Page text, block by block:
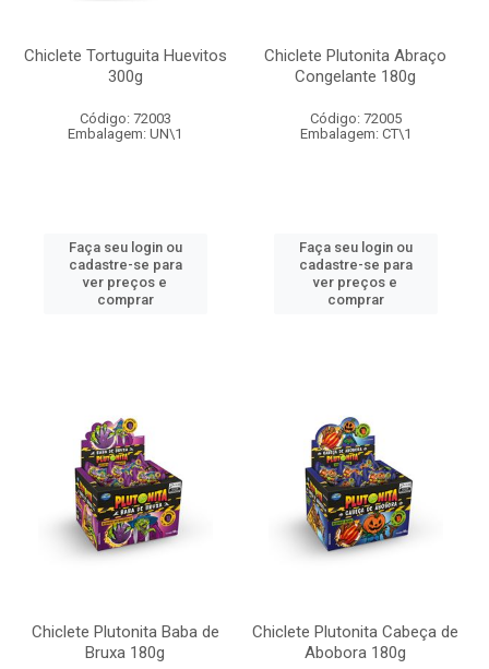
Chiclete Tortuguita Huevitos
300g
Código: 72003
Embalagem: UN\1
Faça seu login ou
cadastre-se para
ver preços e
comprar
Chiclete Plutonita Abraço
Congelante 180g
Código: 72005
Embalagem: CT\1
Faça seu login ou
cadastre-se para
ver preços e
comprar
Chiclete Plutonita Baba de
Bruxa 180g
Chiclete Plutonita Cabeça de
Abobora 180g